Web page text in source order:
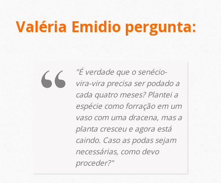
Valéria Emidio pergunta:
É verdade que o senécio-
vira-vira precisa ser podado a
cada quatro meses? Plantei a
espécie como forração em um
vaso com uma dracena, mas a
planta cresceu e agora está
caindo. Caso as podas sejam
necessárias, como devo
proceder?